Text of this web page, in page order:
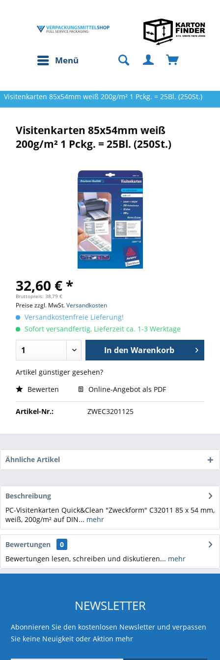
Menü
Visitenkarten 85x54mm weiß 200g/m² 1 Pckg. = 25Bl. (250St.)
Visitenkarten 85x54mm weiß
200g/m² 1 Pckg. = 25Bl. (250St.)
32,60 € *
Bruttopreis: 38,79 €
Preise zzgl. MwSt.Versandkosten
Versandkostenfreie Lieferung!
Sofort versandfertig, Lieferzeit ca. 1-3 Werktage
In den Warenkorb
Artikel günstiger gesehen?
Bewerten
Online-Angebot als PDF
Artikel-Nr.: ZWEC3201125
Ähnliche Artikel
Beschreibung
PC-Visitenkarten Quick&Clean "Zweckform" C32011 85 x 54 mm,
weiß, 200g/m² auf DIN... mehr
Bewertungen
0
Bewertungen lesen, schreiben und diskutieren... mehr
NEWSLETTER
Abonnieren Sie den kostenlosen Newsletter und verpassen
Sie keine Neuigkeit oder Aktion mehr